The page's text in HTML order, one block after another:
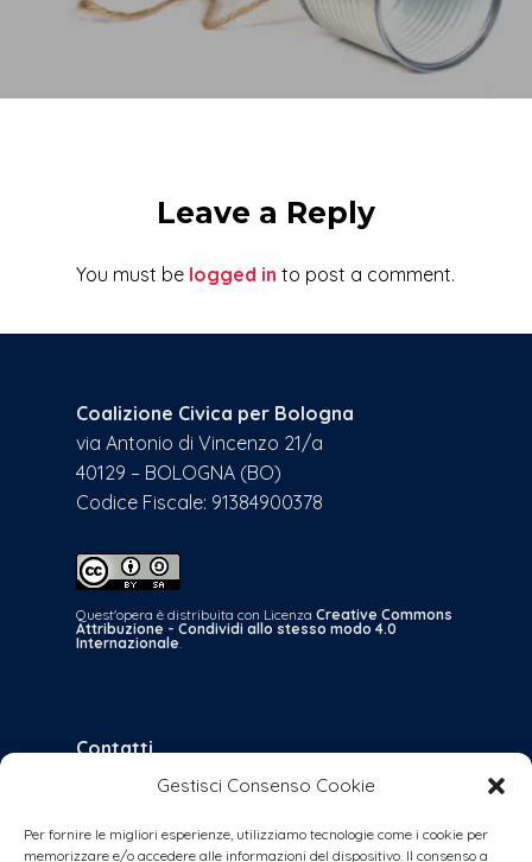
Gestisci Consenso Cookie
Per fornire le migliori esperienze, utilizziamo tecnologie come i cookie per
memorizzare e/o accedere alle informazioni del dispositivo. Il consenso a
Leave a Reply
You must be logged in to post a comment.
Coalizione Civica per Bologna
via Antonio di Vincenzo 21/a
40129 – BOLOGNA (BO)
Codice Fiscale: 91384900378
Quest'opera è distribuita con Licenza Creative Commons
Attribuzione - Condividi allo stesso modo 4.0
Internazionale.
Contatti
bologna@coalizionecivica.it
per qualsiasi questione